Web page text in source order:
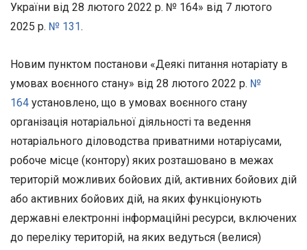
України від 28 лютого 2022 р. № 164» від 7 лютого
2025 р. № 131.
Новим пунктом постанови «Деякі питання нотаріату в
умовах воєнного стану» від 28 лютого 2022 р. №
164 установлено, що в умовах воєнного стану
організація нотаріальної діяльності та ведення
нотаріального діловодства приватними нотаріусами,
робоче місце (контору) яких розташовано в межах
територій можливих бойових дій, активних бойових дій
або активних бойових дій, на яких функціонують
державні електронні інформаційні ресурси, включених
до переліку територій, на яких ведуться (велися)